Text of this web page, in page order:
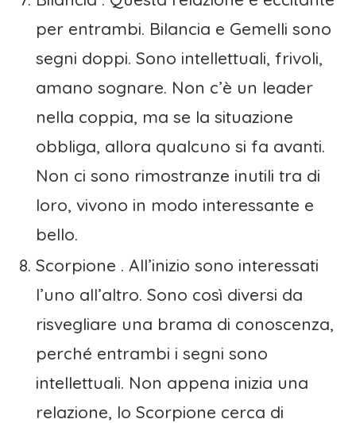
per entrambi. Bilancia e Gemelli sono
segni doppi. Sono intellettuali, frivoli,
amano sognare. Non c’è un leader
nella coppia, ma se la situazione
obbliga, allora qualcuno si fa avanti.
Non ci sono rimostranze inutili tra di
loro, vivono in modo interessante e
bello.
Scorpione . All’inizio sono interessati
l’uno all’altro. Sono così diversi da
risvegliare una brama di conoscenza,
perché entrambi i segni sono
intellettuali. Non appena inizia una
relazione, lo Scorpione cerca di